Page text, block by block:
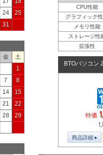
CPU性能
グラフィック
メモリ性能
ストレージ性
拡張性
BTOパソコン
特価
商品詳細
24
25
31
金
土
1
7
8
14
15
21
22
28
29